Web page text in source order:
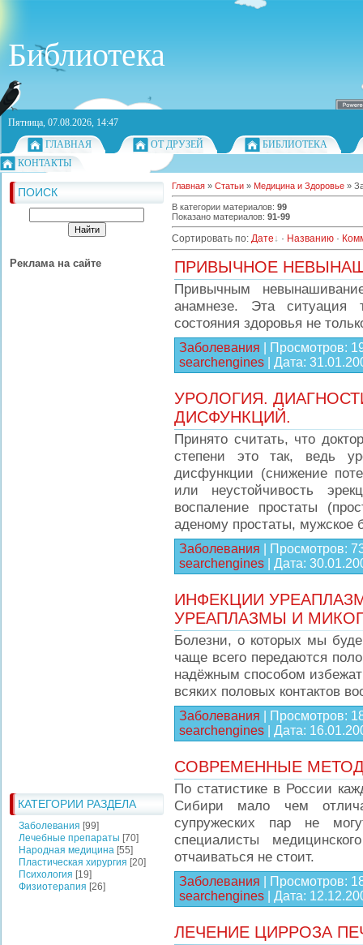
Библиотека
Пятница, 07.08.2026, 14:47
ГЛАВНАЯ
ОТ ДРУЗЕЙ
БИБЛИОТЕКА
КОНТАКТЫ
ПОИСК
Реклама на сайте
КАТЕГОРИИ РАЗДЕЛА
Заболевания [99]
Лечебные препараты [70]
Народная медицина [55]
Пластическая хирургия [20]
Психология [19]
Физиотерапия [26]
Главная » Статьи » Медицина и Здоровье »
В категории материалов: 99
Показано материалов: 91-99
Сортировать по: Дате · Названию ·
ПРИВЫЧНОЕ
Привычным
анамнезе. Эта ситуация
состояния здоровья не
Заболевания Просмотров:
searchengines
Дата:
УРОЛОГИЯ.
ДИСФУНКЦИЙ.
Принято считать, что
степени это так, ведь
дисфункции (снижение
или неустойчивость
воспаление простаты
аденому простаты, мужское
Заболевания Просмотров:
searchengines
Дата:
ИНФЕКЦИИ
УРЕАПЛАЗМЫ И
Болезни, о которых мы
чаще всего передаются
надёжным способом
всяких половых контактов
Заболевания Просмотров:
searchengines
Дата:
СОВРЕМЕННЫЕ
По статистике в России
Сибири мало чем
супружеских пар не
специалисты
отчаиваться не стоит.
Заболевания Просмотров:
searchengines
Дата:
ЛЕЧЕНИЕ ЦИРРОЗА